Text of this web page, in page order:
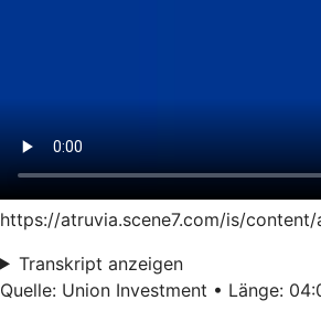
https://atruvia.scene7.com/is/
Transkript anzeigen
Quelle: Union Investment • Länge: